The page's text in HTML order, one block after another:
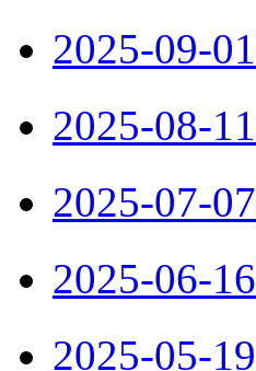
2025-09-01
2025-08-11
2025-07-07
2025-06-16
2025-05-19